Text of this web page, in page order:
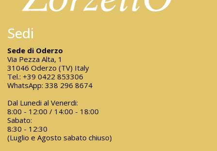
Sedi
Sede di Oderzo
Via Pezza Alta, 1
31046 Oderzo (TV) Italy
Tel.: +39 0422 853306
WhatsApp: 338 296 8674
Dal Lunedi al Venerdi:
8:00 - 12:00 / 14:00 - 18:00
Sabato:
8:30 - 12:30
(Luglio e Agosto sabato chiuso)